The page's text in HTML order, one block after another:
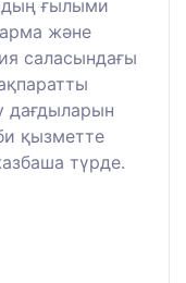
ғылыми
және
саласындағы
дағдыларын
қызметте
түрде.